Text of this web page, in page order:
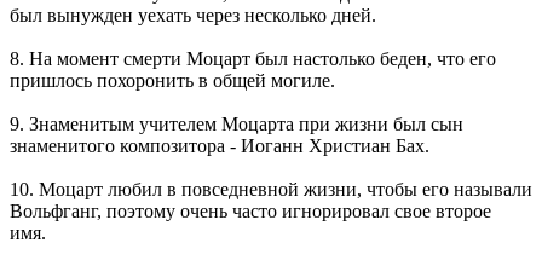
был вынужден уехать через несколько дней.
8. На момент смерти Моцарт был настолько беден, что его
пришлось похоронить в общей могиле.
9. Знаменитым учителем Моцарта при жизни был сын
знаменитого композитора - Иоганн Христиан Бах.
10. Моцарт любил в повседневной жизни, чтобы его называли
Вольфганг, поэтому очень часто игнорировал свое второе
имя.